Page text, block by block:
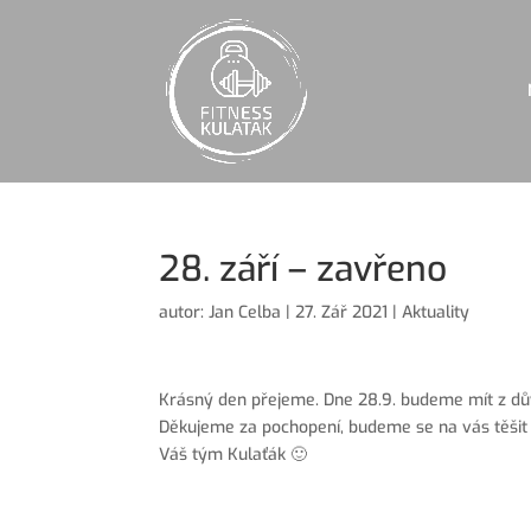
28. září – zavřeno
autor:Jan Celba |27. Zář 2021 |Aktuality
Krásný den přejeme. Dne 28.9. budeme mít z
Děkujeme za pochopení, budeme se na vás
Váš tým Kulaťák 🙂